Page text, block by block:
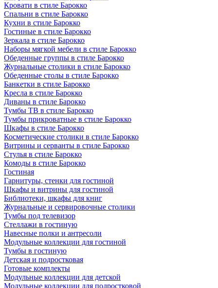
Кровати в стиле Барокко
Спальни в стиле Барокко
Кухни в стиле Барокко
Гостиные в стиле Барокко
Зеркала в стиле Барокко
Наборы мягкой мебели в стиле Барокко
Обеденные группы в стиле Барокко
Журнальные столики в стиле Барокко
Обеденные столы в стиле Барокко
Банкетки в стиле Барокко
Кресла в стиле Барокко
Диваны в стиле Барокко
Тумбы ТВ в стиле Барокко
Тумбы прикроватные в стиле Барокко
Шкафы в стиле Барокко
Косметические столики в стиле Барокко
Витрины и серванты в стиле Барокко
Стулья в стиле Барокко
Комоды в стиле Барокко
Гостиная
Гарнитуры, стенки для гостиной
Шкафы и витрины для гостиной
Библиотеки, шкафы для книг
Журнальные и сервировочные столики
Тумбы под телевизор
Стеллажи в гостиную
Навесные полки и антресоли
Модульные коллекции для гостиной
Тумбы в гостиную
Детская и подростковая
Готовые комплекты
Модульные коллекции для детской
Модульные коллекции для подростковой